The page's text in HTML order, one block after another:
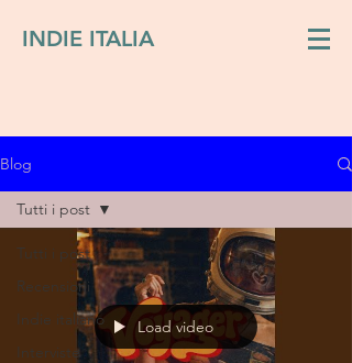
INDIE ITALIA
Blog
Tutti i post
Recensioni
Indie italiano
Interviste
Tutti i post
Load video